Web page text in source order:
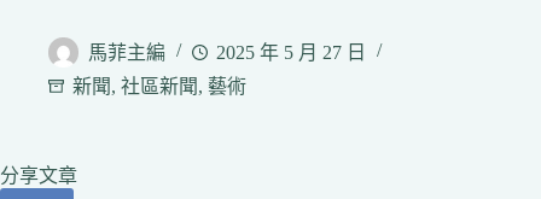
馬菲主編
2025 年 5 月 27 日
新聞, 社區新聞, 藝術
分享文章